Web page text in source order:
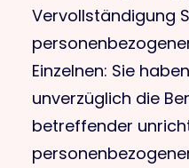
Vervollständigung
Einzelnen: Sie
unverzüglich die
betreffender